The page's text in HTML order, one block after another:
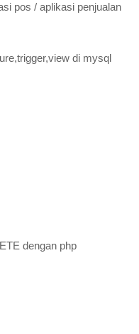
pos / aplikasi penjualan
di mysql
dengan php